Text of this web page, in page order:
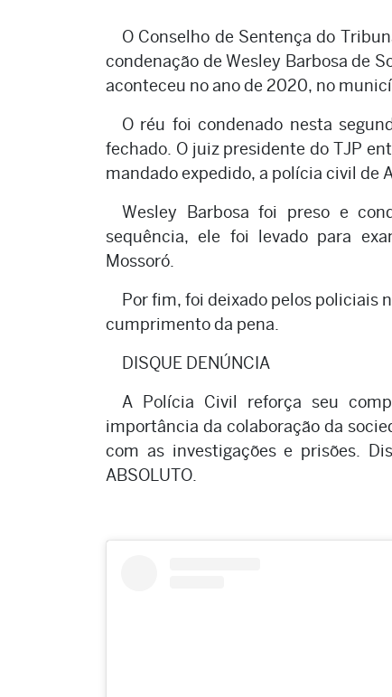
O Conselho de Sentença do
condenação de Wesley Barbosa de
aconteceu no ano de 2020, no
O réu foi condenado nesta
fechado. O juiz presidente do TJP
mandado expedido, a polícia civil de
Wesley Barbosa foi preso e
sequência, ele foi levado para
Mossoró.
Por fim, foi deixado pelos policiais
cumprimento da pena.
DISQUE DENÚNCIA
A Polícia Civil reforça seu
importância da colaboração da
com as investigações e prisões.
ABSOLUTO.